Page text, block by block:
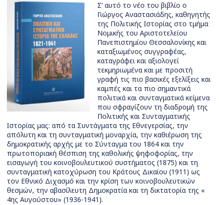
Σ’ αυτό το νέο του βιβλίο ο
Γιώργος Αναστασιάδης, καθηγητής
της Πολιτικής Ιστορίας στο τμήμα
Νομικής του Αριστοτελείου
Πανεπιστημίου Θεσσαλονίκης και
καταξιωμένος συγγραφέας,
καταγράφει και αξιολογεί
τεκμηριωμένα και με προσιτή
γραφή τις πιο βασικές εξελίξεις και
καμπές και τα πιο σημαντικά
πολιτικά και συνταγματικά κείμενα
που σφραγίζουν τη διαδρομή της
Πολιτικής και Συνταγματικής
Ιστορίας μας: από τα Συντάγματα της Εθνεγερσίας, την
απόλυτη και τη συνταγματική μοναρχία, την καθιέρωση της
δημοκρατικής αρχής με το Σύνταγμα του 1864 και την
πρωτοποριακή θέσπιση της καθολικής ψηφοφορίας, την
εισαγωγή του κοινοβουλευτικού συστήματος (1875) και τη
συνταγματική κατοχύρωση του Κράτους Δικαίου (1911) ως
τον Εθνικό Διχασμό και την κρίση των κοινοβουλευτικών
θεσμών, την αβασίλευτη Δημοκρατία και τη δικτατορία της «
4ης Αυγούστου» (1936-1941).